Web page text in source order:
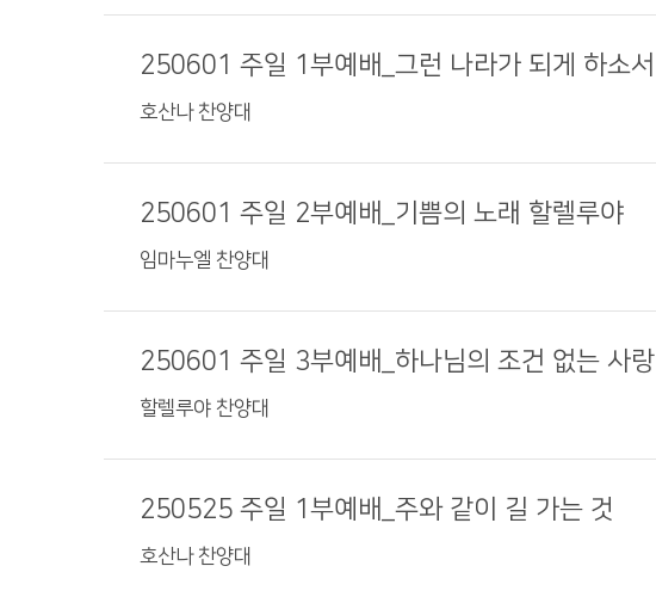
250601 주일 1부예배_그런 나라가 되게 하소서
호산나 찬양대
250601 주일 2부예배_기쁨의 노래 할렐루야
임마누엘 찬양대
250601 주일 3부예배_하나님의 조건 없는 사랑
할렐루야 찬양대
250525 주일 1부예배_주와 같이 길 가는 것
호산나 찬양대